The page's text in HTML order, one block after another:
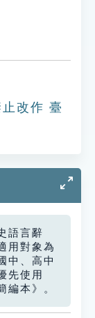
改作 臺
語言辭
用對象為
中、高中
先使用
編本》。